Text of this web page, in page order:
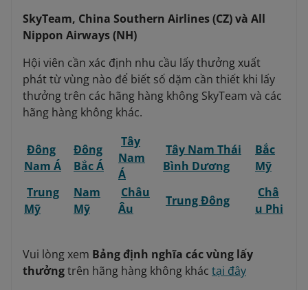
SkyTeam, China Southern Airlines (CZ) và All
Nippon Airways (NH)
Hội viên cần xác định nhu cầu lấy thưởng xuất
phát từ vùng nào để biết số dặm cần thiết khi lấy
thưởng trên các hãng hàng không SkyTeam và các
hãng hàng không khác.
Đông
Nam Á
Đông
Bắc Á
Tây
Nam
Á
Tây Nam Thái
Bình Dương
Bắc
Mỹ
Trung
Mỹ
Nam
Mỹ
Châu
Âu
Trung Đông
Châ
u Phi
Vui lòng xem Bảng định nghĩa các vùng lấy
thưởngtrên hãng hàng không khác tại đây